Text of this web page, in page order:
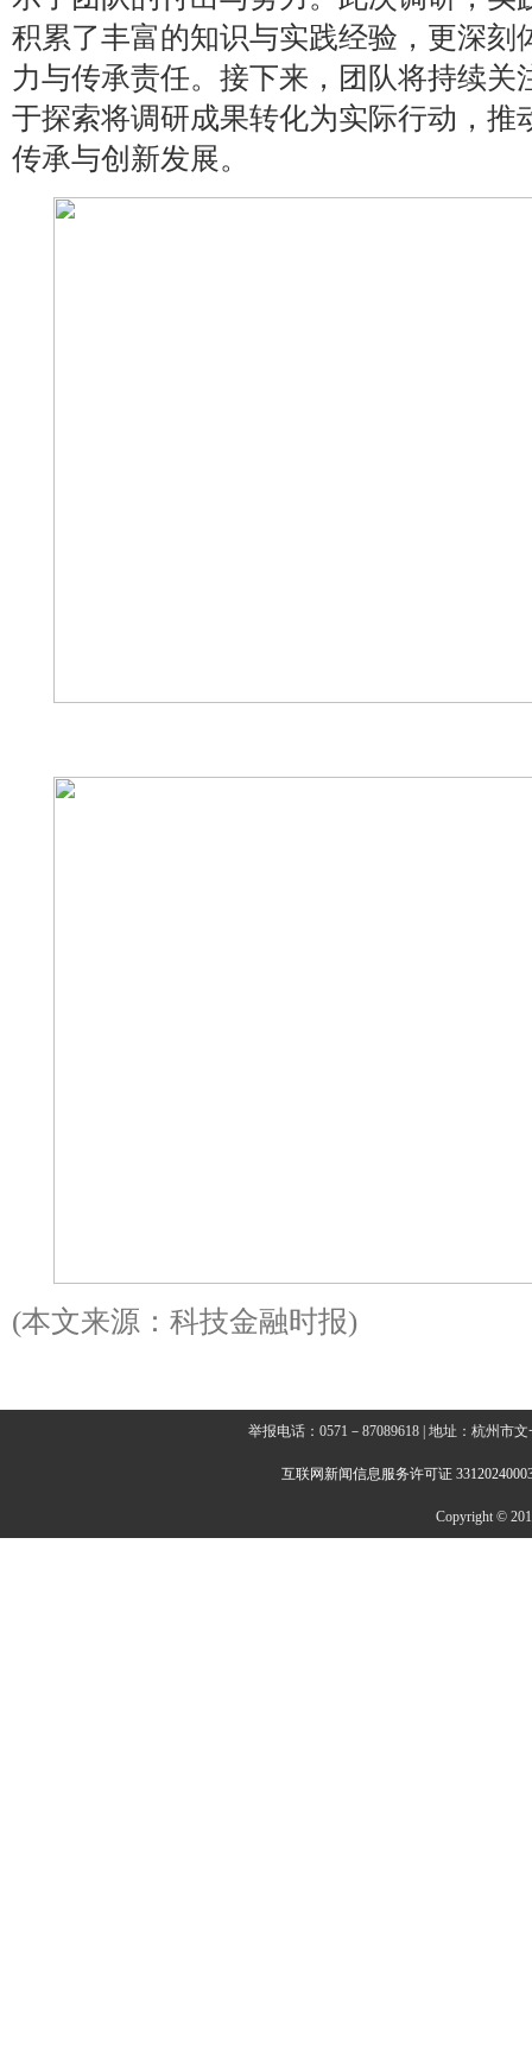
积累了丰富的知识与实践经验，更深刻
力与传承责任。接下来，团队将持续关
于探索将调研成果转化为实际行动，推
传承与创新发展。
(本文来源：科技金融时报)
举报电话：0571－87089618 | 地址：杭州市
互联网新闻信息服务许可证
Copyright ©